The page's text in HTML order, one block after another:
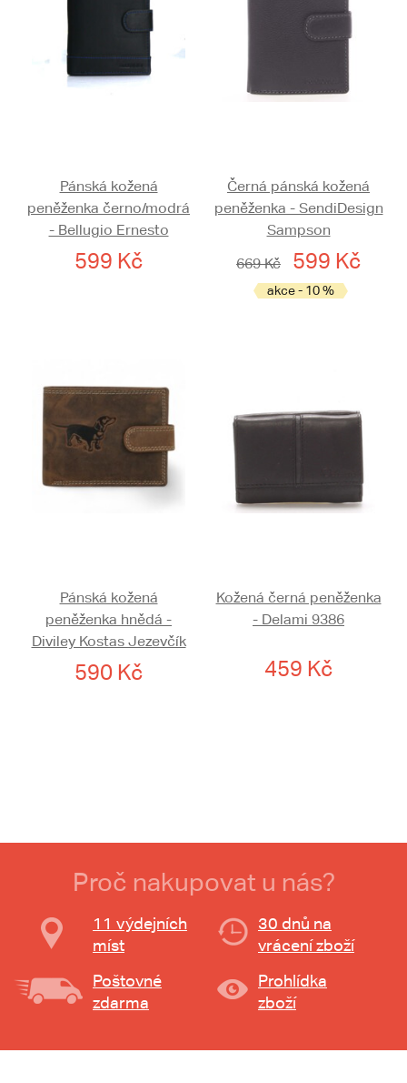
Pánská kožená
peněženka černo/modrá
- Bellugio Ernesto
599 Kč
Černá pánská kožená
peněženka - SendiDesign
Sampson
669 Kč
599 Kč
akce - 10 %
Pánská kožená
peněženka hnědá -
Diviley Kostas Jezevčík
590 Kč
Kožená černá peněženka
- Delami 9386
459 Kč
Proč nakupovat u nás?
11 výdejních
míst
30 dnů na
vrácení zboží
Poštovné
zdarma
Prohlídka
zboží